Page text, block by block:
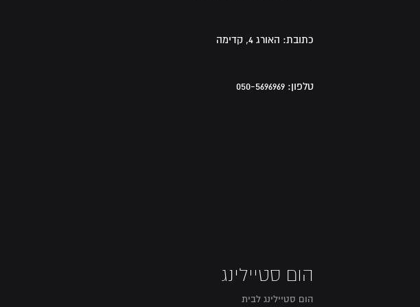
כתובת: האורג 4, קדימה
טלפון: 050-5696969
הום סטיילינג
הום סטיילינג לבית